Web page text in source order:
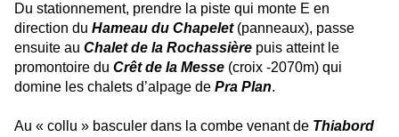
Du stationnement, prendre la piste qui monte E en
direction du Hameau du Chapelet (panneaux), passe
ensuite au Chalet de la Rochassière puis atteint le
promontoire du Crêt de la Messe (croix -2070m) qui
domine les chalets d’alpage de Pra Plan.
Au « collu » basculer dans la combe venant de Thiabord